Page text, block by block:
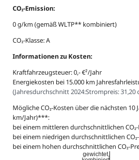
CO₂-Emission:
0 g/km (gemäß WLTP** kombiniert)
CO₂-Klasse: A
Informationen zu Kosten:
Kraftfahrzeugsteuer: 0,- €²/Jahr
Energiekosten bei 15.000 km
(Jahresdurchschnitt 2024:Strompreis: 31,20
Mögliche CO₂-Kosten über die nächsten 10
km/Jahr)***:
bei einem mittleren durchschnittlichen
bei einem niedrigen durchschnittlichen
bei einem hohen durchschnittlichen CO₂-
gewichtet,